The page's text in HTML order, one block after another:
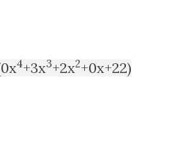
4+3x3+2x2+0x+22)